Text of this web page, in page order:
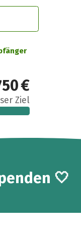
€
Ziel
🤍